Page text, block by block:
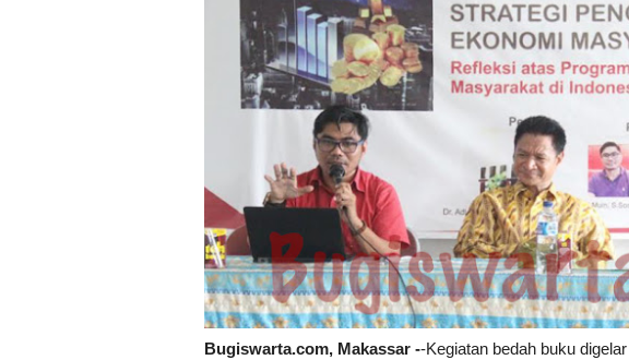
Bugiswarta.com, Makassar --Kegiatan bedah buku